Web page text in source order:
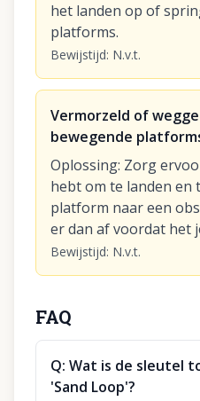
het landen op of
platforms.
Bewijstijd: N.v.t.
Vermorzeld of
bewegende
Oplossing: Zorg
hebt om te landen en
platform naar een
er dan af voordat het
Bewijstijd: N.v.t.
FAQ
Q: Wat is de sleutel
'Sand Loop'?